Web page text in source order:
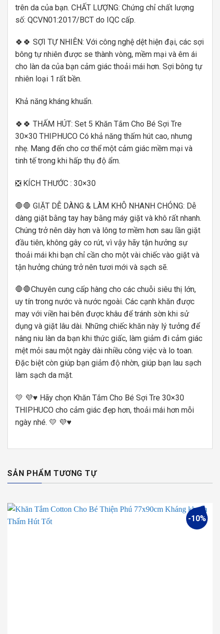
trên da của bạn. CHẤT LƯỢNG: Chứng chỉ chất lượng
số: QCVN01:2017/BCT do IQC cấp.
🍀🍀 SỢI TỰ NHIÊN: Với công nghệ dệt hiện đại, các sợi
bông tự nhiên được se thành vòng, mềm mại và êm ái
cho làn da của bạn cảm giác thoải mái hơn. Sợi bông tự
nhiên loại 1 rất bền.
Khả năng kháng khuẩn.
🍀🍀 THẤM HÚT: Set 5 Khăn Tắm Cho Bé Sợi Tre
30×30 THIPHUCO Có khả năng thấm hút cao, nhưng
nhẹ. Mang đến cho cơ thể một cảm giác mềm mại và
tinh tế trong khi hấp thụ độ ẩm.
❎ KÍCH THƯỚC : 30×30
🛑🛑 GIẶT DỄ DÀNG & LÀM KHÔ NHANH CHÓNG: Dễ
dàng giặt bằng tay hay bằng máy giặt và khô rất nhanh.
Chúng trở nên dày hơn và lông tơ mềm hơn sau lần giặt
đầu tiên, không gây co rút, vì vậy hãy tận hưởng sự
thoải mái khi bạn chỉ cần cho một vài chiếc vào giặt và
tận hưởng chúng trở nên tươi mới và sạch sẽ.
🛑🛑Chuyên cung cấp hàng cho các chuỗi siêu thị lớn,
uy tín trong nước và nước ngoài. Các cạnh khăn được
may với viền hai bên được khâu để tránh sờn khi sử
dụng và giặt lâu dài. Những chiếc khăn này lý tưởng để
nâng niu làn da bạn khi thức giấc, làm giảm đi cảm giác
mệt mỏi sau một ngày dài nhiều công việc và lo toan.
Đặc biệt còn giúp bạn giảm độ nhờn, giúp bạn lau sạch
làm sạch da mặt.
💛 💜♥ Hãy chọn Khăn Tắm Cho Bé Sợi Tre 30×30
THIPHUCO cho cảm giác đẹp hơn, thoải mái hơn mỗi
ngày nhé. 💛 💜♥
SẢN PHẨM TƯƠNG TỰ
-10%